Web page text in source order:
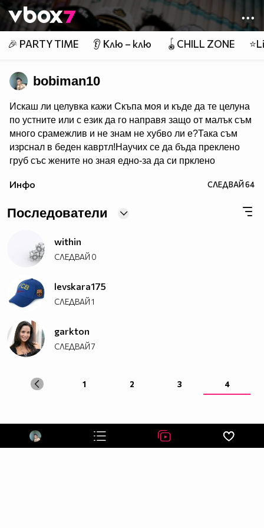
Member of
👾
🎉 PARTY TIME 👂 Клю – клю 🪀CHILL ZONE
bobiman10
Искаш ли целувка кажи Скъпа моя и къде да те целуна
по устните или с език да го направя защо от малък съм
много срaмeжлив и не знам не хубво ли e?Така съм
изрснал в беден кавртл!Научих се да бъда преклено
груб със жените но зная едно-за да си прклено
Боби_Табелката по прякор bobiman10 ;)
Инфо СЛЕДВАЙ64
Последователи
within
СЛЕДВАЙ 0
levskara175
СЛЕДВАЙ1
garkton
СЛЕДВАЙ7
1 2 3 4